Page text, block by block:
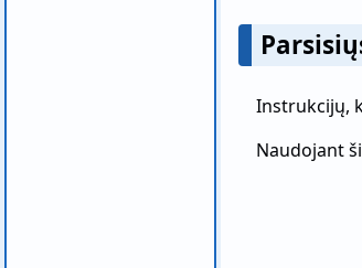
Instrukcijų,
Naudojant